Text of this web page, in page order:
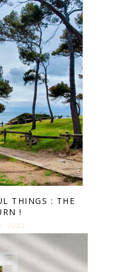
THINGS : THE
!
2022